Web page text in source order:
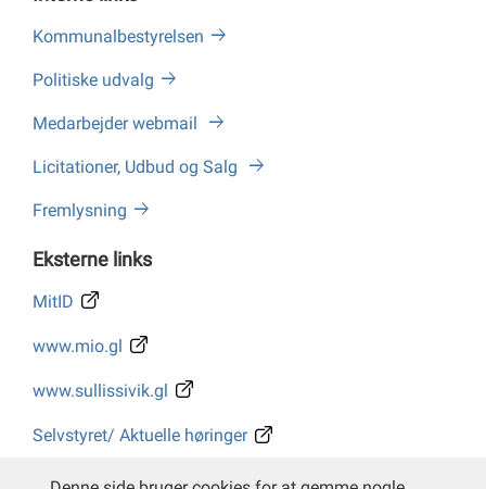
Kommunalbestyrelsen
Politiske udvalg
Medarbejder webmail
Licitationer, Udbud og Salg
Fremlysning
Eksterne links
MitID
www.mio.gl
www.sullissivik.gl
Selvstyret/ Aktuelle høringer
Whistleblower